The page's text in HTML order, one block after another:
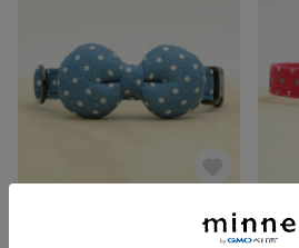
猫の首輪 まるりぼん(水玉紺)
700円